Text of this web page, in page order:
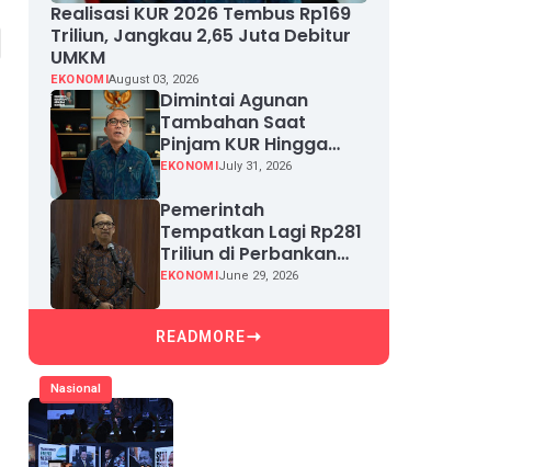
Realisasi KUR 2026 Tembus Rp169
Triliun, Jangkau 2,65 Juta Debitur
UMKM
EKONOMIAugust 03, 2026
Dimintai Agunan
Tambahan Saat
Pinjam KUR Hingga
Rp100 Juta, Segera
EKONOMI July 31, 2026
Pemerintah
Tempatkan Lagi Rp281
Triliun di Perbankan
demi Jaga Likuiditas
EKONOMI June 29, 2026
READMORE
Nasional